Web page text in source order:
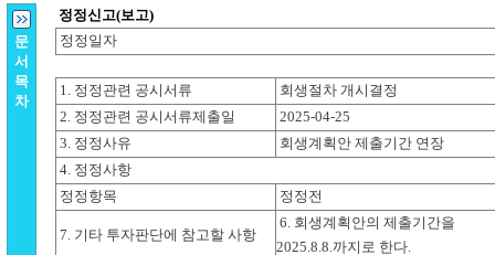
문
서
목
차